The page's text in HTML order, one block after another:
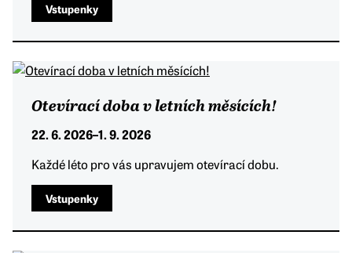
Vstupenky
Otevírací doba v letních měsících!
22. 6. 2026–1. 9. 2026
Každé léto pro vás upravujem otevírací dobu.
Vstupenky